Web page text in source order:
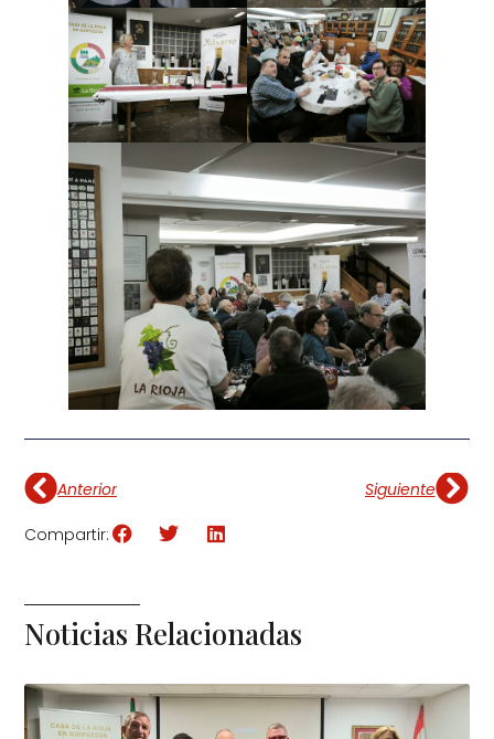
Anterior Siguiente
Compartir:
Noticias Relacionadas